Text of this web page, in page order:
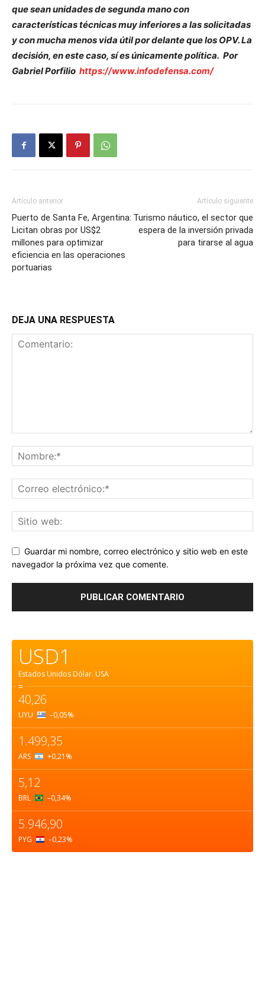
que sean unidades de segunda mano con
características técnicas muy inferiores a las solicitadas
y con mucha menos vida útil por delante que los OPV. La
decisión, en este caso, sí es únicamente política. Por
Gabriel Porfilio https://www.infodefensa.com/
Artículo anterior
Puerto de Santa Fe, Argentina:
Licitan obras por US$2
millones para optimizar
eficiencia en las operaciones
portuarias
Artículo siguiente
Turismo náutico, el sector que
espera de la inversión privada
para tirarse al agua
DEJA UNA RESPUESTA
Guardar mi nombre, correo electrónico y sitio web en este
navegador la próxima vez que comente.
USD1
Estados Unidos Dólar. USA
=
40,26
UYU –0,05%
1.499,35
ARS +0,21 %
5,12
BRL –0,34%
5.946,90
PYG –0,23%